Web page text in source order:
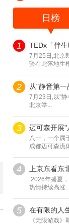
日榜
1 TEDx「伴
7月25日,北京
验在此落地生
2 从"静音第
7月23日,以"静
北京举...
3 迈可森开展"
八一，一个属
成都迈可森流
4 上京东看东
2026年盛夏
热情持续高涨
5 在有限的人
《无限游戏》